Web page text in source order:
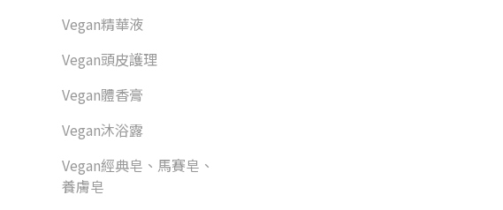
Vegan精華液
Vegan頭皮護理
Vegan體香膏
Vegan沐浴露
Vegan經典皂、馬賽皂、
養膚皂